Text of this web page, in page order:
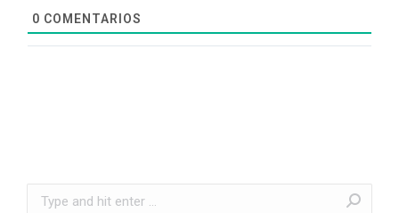
0 COMENTARIOS
Search: